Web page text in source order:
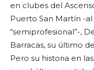
en clubes del
Puerto San Martín -
“semiprofesional”-,
Barracas, su último
Pero su historia en